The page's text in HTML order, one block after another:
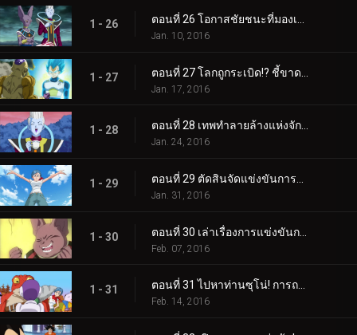
1 - 26 ตอนที่ 26 โอกาสชัยชนะที่มองเห็นผ่านวิกฤตครั้งใหญ่! การโต้กลับอีกครั้งของซง โกคู!
Jan. 10, 2016
1 - 27
Jan. 17, 2016
1 - 28 ตอนที่ 28 เทพทำลายล้างแห่งจักรวาลที่ 6 นามนั้นมีชื่อว่าแชมป้า
Jan. 24, 2016
1 - 29
Jan. 31, 2016
1 - 30
Feb. 07, 2016
1 - 31
Feb. 14, 2016